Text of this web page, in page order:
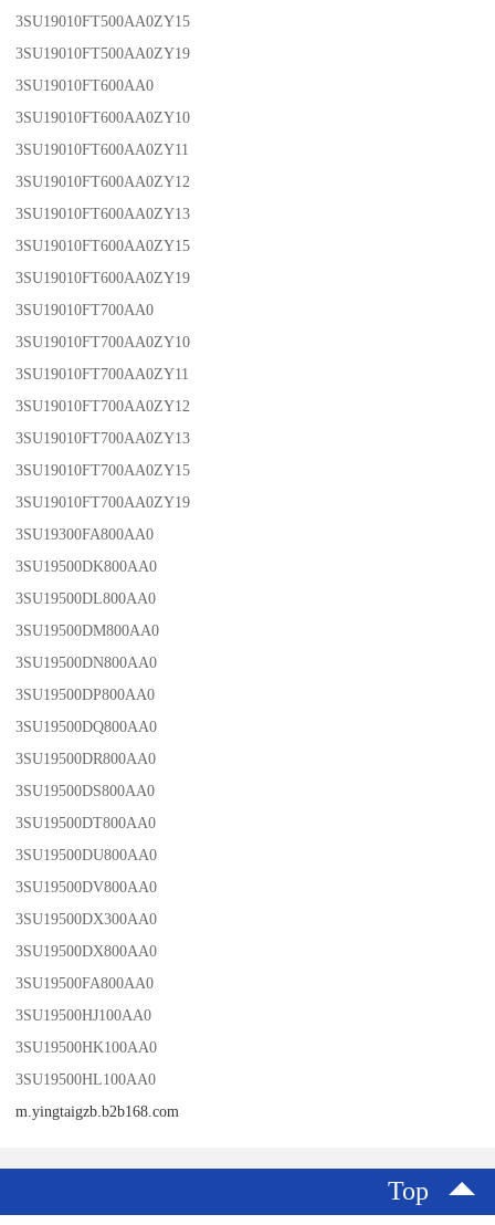
3SU19010FT500AA0ZY15
3SU19010FT500AA0ZY19
3SU19010FT600AA0
3SU19010FT600AA0ZY10
3SU19010FT600AA0ZY11
3SU19010FT600AA0ZY12
3SU19010FT600AA0ZY13
3SU19010FT600AA0ZY15
3SU19010FT600AA0ZY19
3SU19010FT700AA0
3SU19010FT700AA0ZY10
3SU19010FT700AA0ZY11
3SU19010FT700AA0ZY12
3SU19010FT700AA0ZY13
3SU19010FT700AA0ZY15
3SU19010FT700AA0ZY19
3SU19300FA800AA0
3SU19500DK800AA0
3SU19500DL800AA0
3SU19500DM800AA0
3SU19500DN800AA0
3SU19500DP800AA0
3SU19500DQ800AA0
3SU19500DR800AA0
3SU19500DS800AA0
3SU19500DT800AA0
3SU19500DU800AA0
3SU19500DV800AA0
3SU19500DX300AA0
3SU19500DX800AA0
3SU19500FA800AA0
3SU19500HJ100AA0
3SU19500HK100AA0
3SU19500HL100AA0
m.yingtaigzb.b2b168.com
Top